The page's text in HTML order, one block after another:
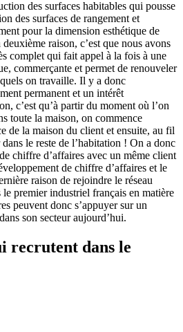
des surfaces habitables qui pousse
des surfaces de rangement et
pour la dimension esthétique de
raison, c’est que nous avons
complet qui fait appel à la fois à une
commerçante et permet de renouveler
on travaille. Il y a donc
permanent et un intérêt
c’est qu’à partir du moment où l’on
toute la maison, on commence
de la maison du client et ensuite, au fil
le reste de l’habitation ! On a donc
chiffre d’affaires avec un même client
de chiffre d’affaires et le
raison de rejoindre le réseau
le premier industriel français en matière
peuvent donc s’appuyer sur un
son secteur aujourd’hui.
recrutent dans le